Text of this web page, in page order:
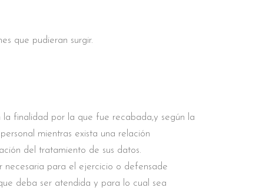
que pudieran surgir.
finalidad por la que fue recabada,y según la
mientras exista una relación
del tratamiento de sus datos.
necesaria para el ejercicio o defensade
deba ser atendida y para lo cual sea